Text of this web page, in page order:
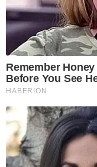
Remember
Before You See
HABERION